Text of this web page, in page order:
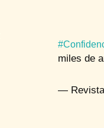
miles de
— Revista